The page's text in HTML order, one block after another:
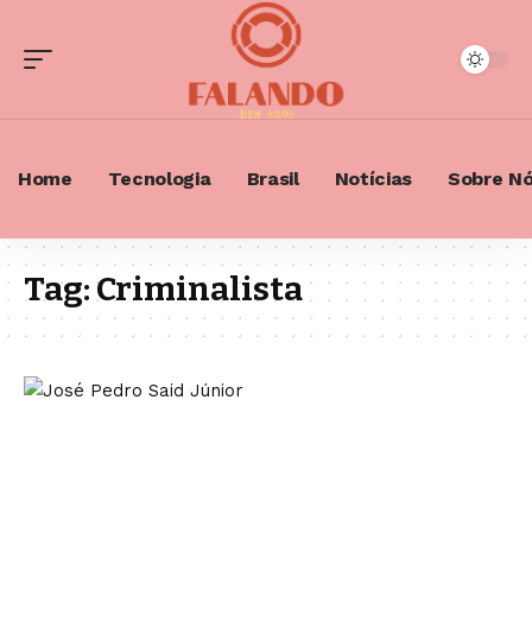
Home Tecnologia Brasil Notícias Sobre
Tag:Criminalista